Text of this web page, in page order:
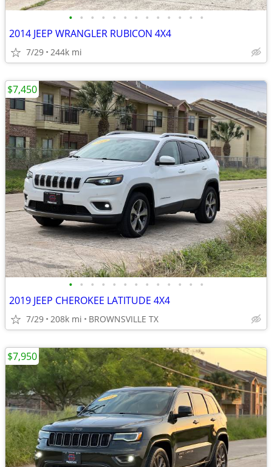
• • • • • • • • • • • • •
2014 JEEP WRANGLER RUBICON 4X4
7/29 244k mi
• • • • • • • • • • • • •
2019 JEEP CHEROKEE LATITUDE 4X4
7/29 208k mi BROWNSVILLE TX
$7,450
$7,950